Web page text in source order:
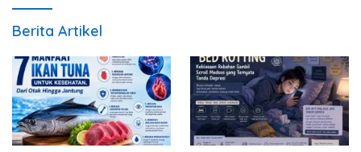
Berita Artikel